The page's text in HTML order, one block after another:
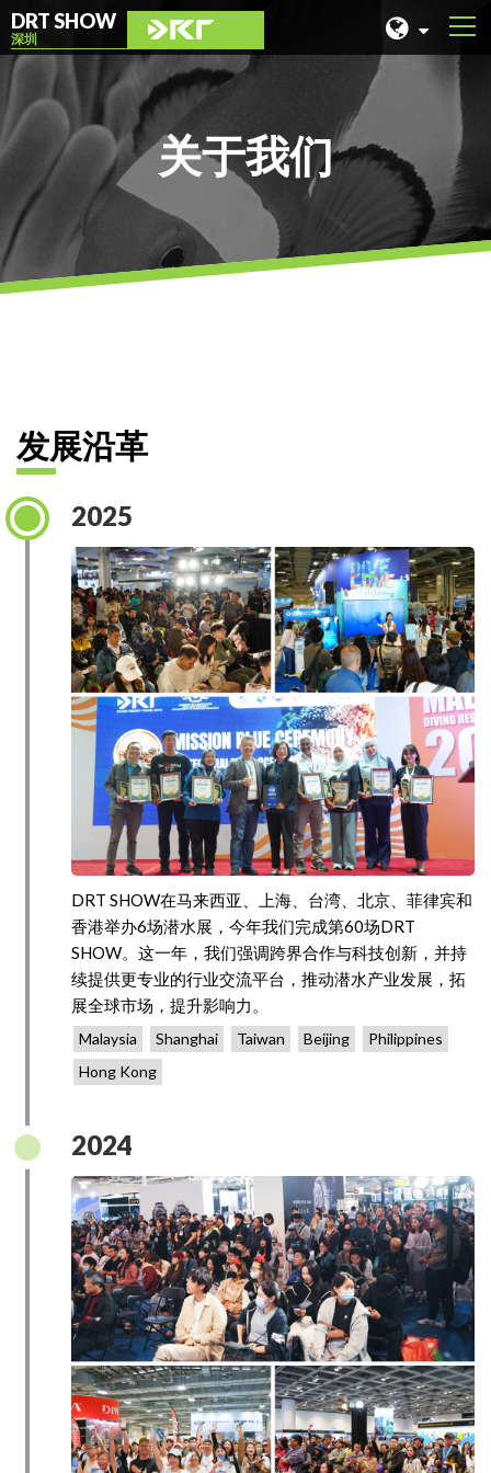
DRT SHOW
深圳
台湾
北京
关于我们
发展沿革
2025
DRT SHOW在马来西亚、上海、台湾、北京、菲律宾和
香港举办6场潜水展，今年我们完成第60场DRT
SHOW。这一年，我们强调跨界合作与科技创新，并持
续提供更专业的行业交流平台，推动潜水产业发展，拓
展全球市场，提升影响力。
Malaysia Shanghai Taiwan Beijing
Philippines
Hong Kong
2024